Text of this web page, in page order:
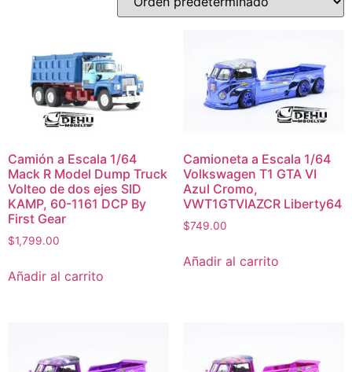
Camión a Escala 1/64
Mack R Model Dump Truck
Volteo de dos ejes SID
KAMP, 60-1161 DCP By
First Gear
$1,799.00
Añadir al carrito
Camioneta a Escala 1/64
Volkswagen T1 GTA VI
Azul Cromo,
VWT1GTVIAZCR Liberty64
$749.00
Añadir al carrito